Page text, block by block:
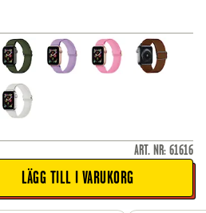
ART. NR: 61616
LÄGG TILL I VARUKORG